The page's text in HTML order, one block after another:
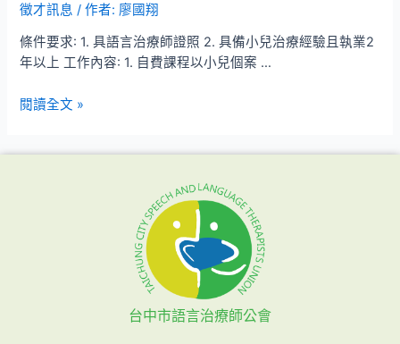
徵才訊息 / 作者: 廖國翔
條件要求: 1. 具語言治療師證照 2. 具備小兒治療經驗且執業2
年以上 工作內容: 1. 自費課程以小兒個案 …
閱讀全文 »
台中市語言治療師公會